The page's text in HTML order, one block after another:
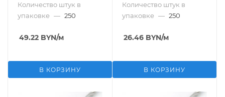
Количество штук в
упаковке — 250
49.22 BYN/м
В КОРЗИНУ
Количество штук в
упаковке — 250
26.46 BYN/м
В КОРЗИНУ